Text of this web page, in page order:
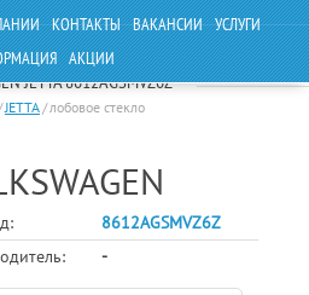
КОНТАКТЫ ВАКАНСИИ УСЛУГИ
АКЦИИ
JETTA 8612AGSMVZ6Z
JETTA/лобовое стекло
8612AGSMVZ6Z
-